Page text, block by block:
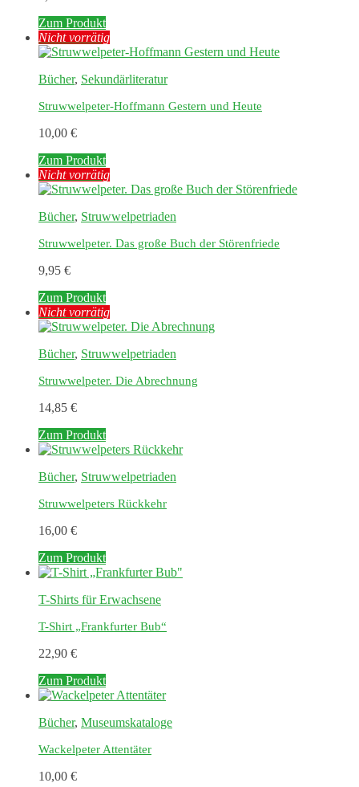
Zum Produkt
Nicht vorrätig
Bücher, Sekundärliteratur
Struwwelpeter-Hoffmann Gestern und Heute
10,00 €
Zum Produkt
Nicht vorrätig
Bücher, Struwwelpetriaden
Struwwelpeter. Das große Buch der Störenfriede
9,95 €
Zum Produkt
Nicht vorrätig
Bücher, Struwwelpetriaden
Struwwelpeter. Die Abrechnung
14,85 €
Zum Produkt
Bücher, Struwwelpetriaden
Struwwelpeters Rückkehr
16,00 €
Zum Produkt
T-Shirts für Erwachsene
T-Shirt „Frankfurter Bub“
22,90 €
Zum ProduktDieses
Produkt
mehrere
auf.
Bücher, Museumskataloge
Wackelpeter Attentäter
10,00 €